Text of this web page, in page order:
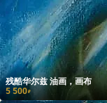
残酷华尔兹 油画，画布
5 500₽